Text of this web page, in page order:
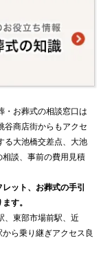
・お葬式の相談窓口は
谷商店街からもアクセ
る大池橋交差点、大池
談、事前の費用見積
ット、お葬式の手引
す。
、東部市場前駅、近
ら乗り継ぎアクセス良